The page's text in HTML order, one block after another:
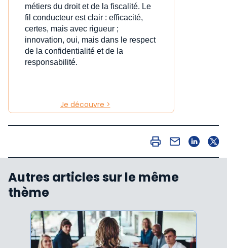
métiers du droit et de la fiscalité. Le
fil conducteur est clair : efficacité,
certes, mais avec rigueur ;
innovation, oui, mais dans le respect
de la confidentialité et de la
responsabilité.
Je découvre >
Autres articles sur le même
thème